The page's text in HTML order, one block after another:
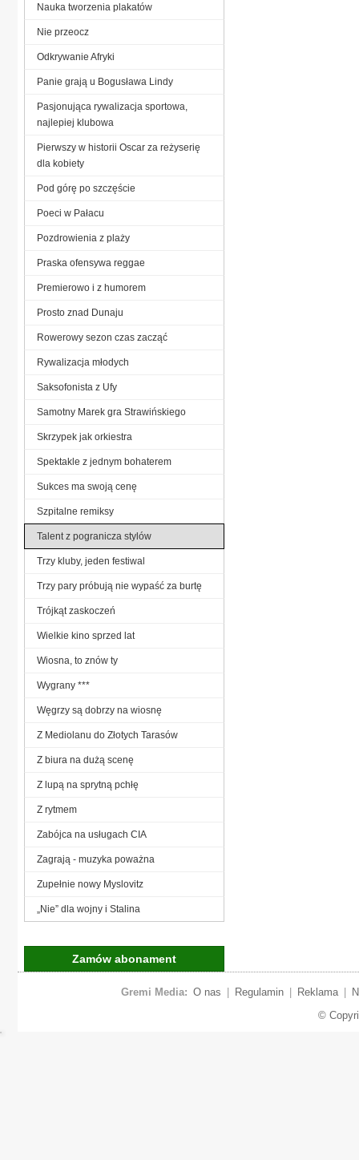
Nauka tworzenia plakatów
Nie przeocz
Odkrywanie Afryki
Panie grają u Bogusława Lindy
Pasjonująca rywalizacja sportowa,
najlepiej klubowa
Pierwszy w historii Oscar za reżyserię
dla kobiety
Pod górę po szczęście
Poeci w Pałacu
Pozdrowienia z plaży
Praska ofensywa reggae
Premierowo i z humorem
Prosto znad Dunaju
Rowerowy sezon czas zacząć
Rywalizacja młodych
Saksofonista z Ufy
Samotny Marek gra Strawińskiego
Skrzypek jak orkiestra
Spektakle z jednym bohaterem
Sukces ma swoją cenę
Szpitalne remiksy
Talent z pogranicza stylów
Trzy kluby, jeden festiwal
Trzy pary próbują nie wypaść za burtę
Trójkąt zaskoczeń
Wielkie kino sprzed lat
Wiosna, to znów ty
Wygrany ***
Węgrzy są dobrzy na wiosnę
Z Mediolanu do Złotych Tarasów
Z biura na dużą scenę
Z lupą na sprytną pchłę
Z rytmem
Zabójca na usługach CIA
Zagrają - muzyka poważna
Zupełnie nowy Myslovitz
„Nie” dla wojny i Stalina
Zamów abonament
Gremi Media: O nas Regulamin Reklama
©